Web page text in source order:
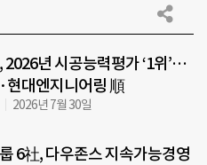
2026년 시공능력평가 ‘1위’…
현대엔지니어링 順
2026년 7월 30일
6社, 다우존스 지속가능경영